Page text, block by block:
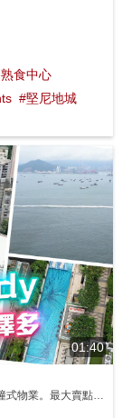
食中心
#堅尼地城
01:40